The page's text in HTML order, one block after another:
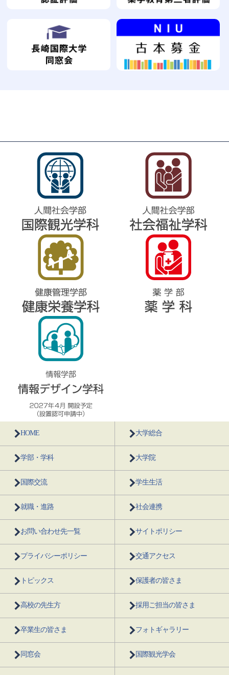
HOME 大学総合
学部・学科 大学院
国際交流 学生生活
就職・進路 社会連携
お問い合わせ先一覧 サイトポリシー
プライバシーポリシー 交通アクセス
トピックス 保護者の皆さま
高校の先生方 採用ご担当の皆さま
卒業生の皆さま フォトギャラリー
同窓会 国際観光学会